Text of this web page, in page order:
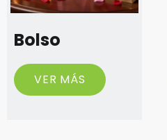
Bolso
VER MÁS